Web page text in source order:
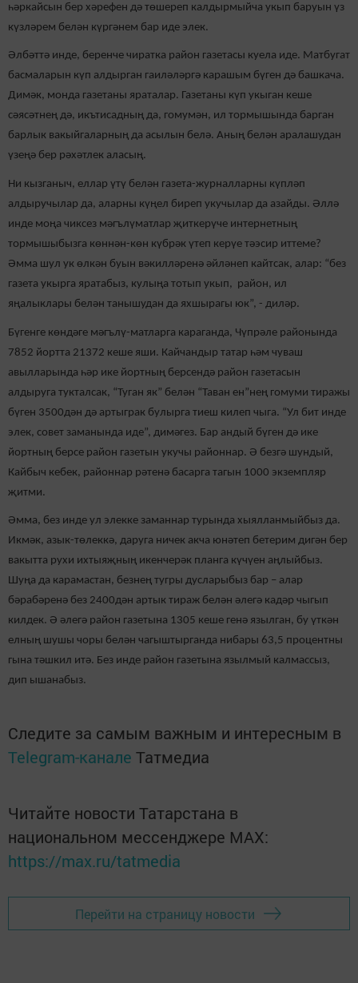
һәркайсын бер хәрефен дә төшереп калдырмыйча укып баруын үз
күзләрем белән күргәнем бар иде элек.
Әлбәттә инде, беренче чиратка район газетасы куела иде. Матбугат
басмаларын күп алдырган гаиләләргә карашым бүген дә башкача.
Димәк, монда газетаны яраталар. Газетаны күп укыган кеше
сәясәтнең дә, икътисадның да, гомумән, ил тормышында барган
барлык вакыйгаларның да асылын белә. Аның белән аралашудан
үзеңә бер рәхәтлек аласың.
Ни кызганыч, еллар үтү белән газета-журналларны күпләп
алдыручылар да, аларны күңел биреп укучылар да азайды. Әллә
инде моңа чиксез мәгълүматлар җиткерүче интернетның
тормышыбызга көннән-көн күбрәк үтеп керүе тәэсир иттеме?
Әмма шул ук өлкән буын вәкилләренә әйләнеп кайтсак, алар: “без
газета укырга яратабыз, кулыңа тотып укып, район, ил
яңалыклары белән танышудан да яхшырагы юк”, - диләр.
Бүгенге көндәге мәгълү-матларга караганда, Чүпрәле районында
7852 йортта 21372 кеше яши. Кайчандыр татар һәм чуваш
авылларында һәр ике йортның берсендә район газетасын
алдыруга тукталсак, “Туган як” белән “Таван ен”нең гомуми тиражы
бүген 3500дән дә артыграк булырга тиеш килеп чыга. “Ул бит инде
элек, совет заманында иде”, димәгез. Бар андый бүген дә ике
йортның берсе район газетын укучы районнар. Ә безгә шундый,
Кайбыч кебек, районнар рәтенә басарга тагын 1000 экземпляр
җитми.
Әмма, без инде ул элекке заманнар турында хыялланмыйбыз да.
Икмәк, азык-төлеккә, даруга ничек акча юнәтеп бетерим дигән бер
вакытта рухи ихтыяҗның икенчерәк планга күчүен аңлыйбыз.
Шуңа да карамастан, безнең тугры дусларыбыз бар – алар
бәрабәренә без 2400дән артык тираж белән әлегә кадәр чыгып
килдек. Ә әлегә район газетына 1305 кеше генә язылган, бу үткән
елның шушы чоры белән чагыштырганда нибары 63,5 процентны
гына тәшкил итә. Без инде район газетына язылмый калмассыз,
дип ышанабыз.
Следите за самым важным и интересным в
Telegram-канале Татмедиа
Читайте новости Татарстана в
национальном мессенджере MАХ:
https://max.ru/tatmedia
Перейти на страницу новости